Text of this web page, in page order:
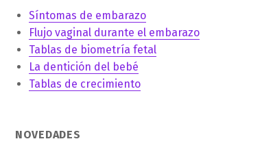
Síntomas de embarazo
Flujo vaginal durante el embarazo
Tablas de biometría fetal
La dentición del bebé
Tablas de crecimiento
NOVEDADES